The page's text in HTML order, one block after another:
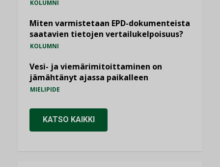
KOLUMNI
Miten varmistetaan EPD-dokumenteista
saatavien tietojen vertailukelpoisuus?
KOLUMNI
Vesi- ja viemärimitoittaminen on
jämähtänyt ajassa paikalleen
MIELIPIDE
KATSO KAIKKI